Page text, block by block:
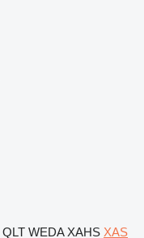
QLT WEDA XAHS XAS